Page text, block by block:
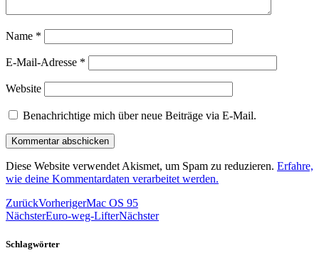
Name *
E-Mail-Adresse *
Website
Benachrichtige mich über neue Beiträge via E-Mail.
Diese Website verwendet Akismet, um Spam zu reduzieren. Erfahre,
wie deine Kommentardaten verarbeitet werden.
ZurückVorherigerMac OS 95
NächsterEuro-weg-LifterNächster
Schlagwörter